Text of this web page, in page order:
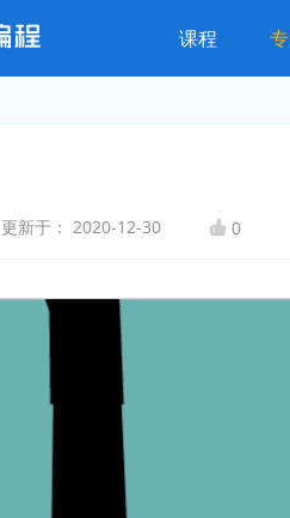
课程
更新于： 2020-12-30 0